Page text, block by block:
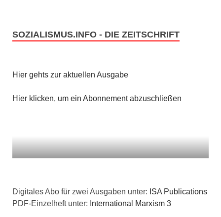
SOZIALISMUS.INFO - DIE ZEITSCHRIFT
Hier gehts zur aktuellen Ausgabe
Hier klicken, um ein Abonnement abzuschließen
Digitales Abo für zwei Ausgaben unter: ISA Publications
PDF-Einzelheft unter: International Marxism 3